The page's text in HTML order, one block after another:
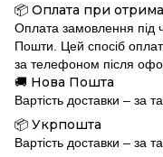
📦 Оплата при
Оплата замовлення під
Пошти. Цей спосіб
за телефоном після
🚚 Нова Пошта
Вартість доставки – за
📦 Укрпошта
Вартість доставки – за